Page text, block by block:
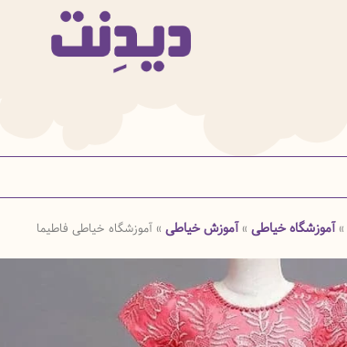
» آموزشگاه خیاطی » آموزش خیاطی » آموزشگاه خیاطی فاطیما